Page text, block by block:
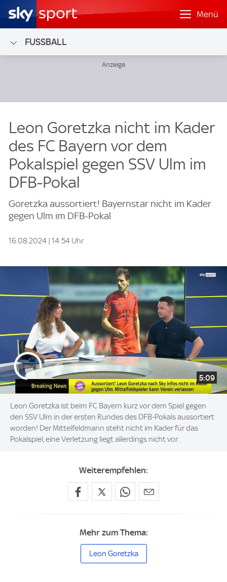
Menü
FUSSBALL
Leon Goretzka nicht im Kader
des FC Bayern vor dem
Pokalspiel gegen SSV Ulm im
DFB-Pokal
Goretzka aussortiert! Bayernstar nicht im Kader
gegen Ulm im DFB-Pokal
16.08.2024 | 14:54 Uhr
5:09
Leon Goretzka ist beim FC Bayern kurz vor dem Spiel gegen
den SSV Ulm in der ersten Rundes des DFB-Pokals aussortiert
worden! Der Mittelfeldmann steht nicht im Kader für das
Pokalspiel, eine Verletzung liegt allerdings nicht vor.
Weiterempfehlen:
Mehr zum Thema:
Leon Goretzka